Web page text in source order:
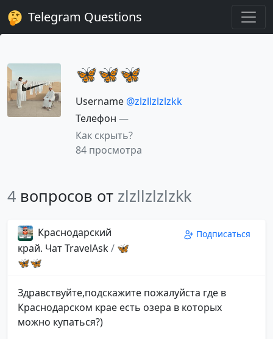
Telegram Questions
🦋🦋🦋
Username @zlzllzlzlzkk
Телефон —
Как скрыть?
84 просмотра
4 вопросов от zlzllzlzlzkk
Краснодарский
край. Чат TravelAsk/ 🦋
🦋🦋
Подписаться
Здравствуйте,подскажите пожалуйста где в
Краснодарском крае есть озера в которых
можно купаться?)